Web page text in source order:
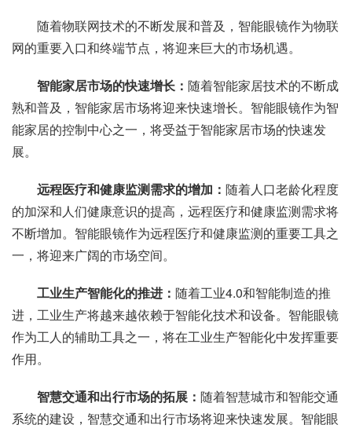
随着物联网技术的不断发展和普及，智能眼镜作为物联
网的重要入口和终端节点，将迎来巨大的市场机遇。
智能家居市场的快速增长： 随着智能家居技术的不断成
熟和普及，智能家居市场将迎来快速增长。智能眼镜作为智
能家居的控制中心之一，将受益于智能家居市场的快速发
展。
远程医疗和健康监测需求的增加： 随着人口老龄化程度
的加深和人们健康意识的提高，远程医疗和健康监测需求将
不断增加。智能眼镜作为远程医疗和健康监测的重要工具之
一，将迎来广阔的市场空间。
工业生产智能化的推进： 随着工业4.0和智能制造的推
进，工业生产将越来越依赖于智能化技术和设备。智能眼镜
作为工人的辅助工具之一，将在工业生产智能化中发挥重要
作用。
智慧交通和出行市场的拓展： 随着智慧城市和智能交通
系统的建设，智慧交通和出行市场将迎来快速发展。智能眼